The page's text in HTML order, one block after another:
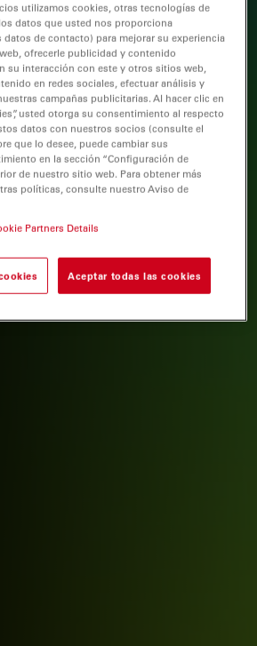
utilizamos cookies, otras tecnologías de
datos que usted nos proporciona
de contacto) para mejorar su experiencia
ofrecerle publicidad y contenido
su interacción con este y otros sitios web,
en redes sociales, efectuar análisis y
campañas publicitarias. Al hacer clic en
usted otorga su consentimiento al respecto
datos con nuestros socios (consulte el
que lo desee, puede cambiar sus
en la sección “Configuración de
de nuestro sitio web. Para obtener más
políticas, consulte nuestro Aviso de
Partners Details
Aceptar todas las cookies